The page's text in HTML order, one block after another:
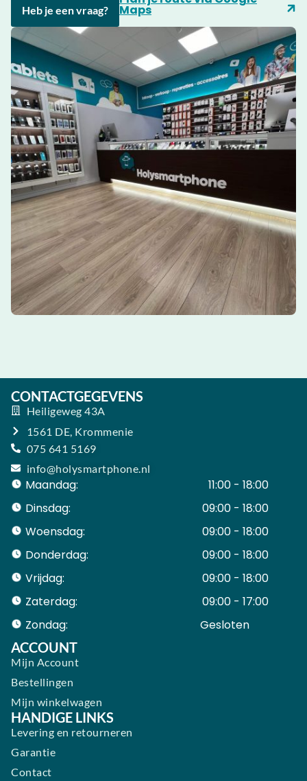
Heb je een vraag? Maps
CONTACTGEGEVENS
Heiligeweg 43A
1561 DE, Krommenie
075 641 5169
info@holysmartphone.nl
Maandag:
11:00 - 18:00
Dinsdag:
09:00 - 18:00
Woensdag:
09:00 - 18:00
Donderdag:
09:00 - 18:00
Vrijdag:
09:00 - 18:00
Zaterdag:
09:00 - 17:00
Zondag:
Gesloten ​ ​ ​ ​ ​ ​ ​
ACCOUNT
Mijn Account
Bestellingen
Mijn winkelwagen
HANDIGE LINKS
Levering en retourneren
Garantie
Contact